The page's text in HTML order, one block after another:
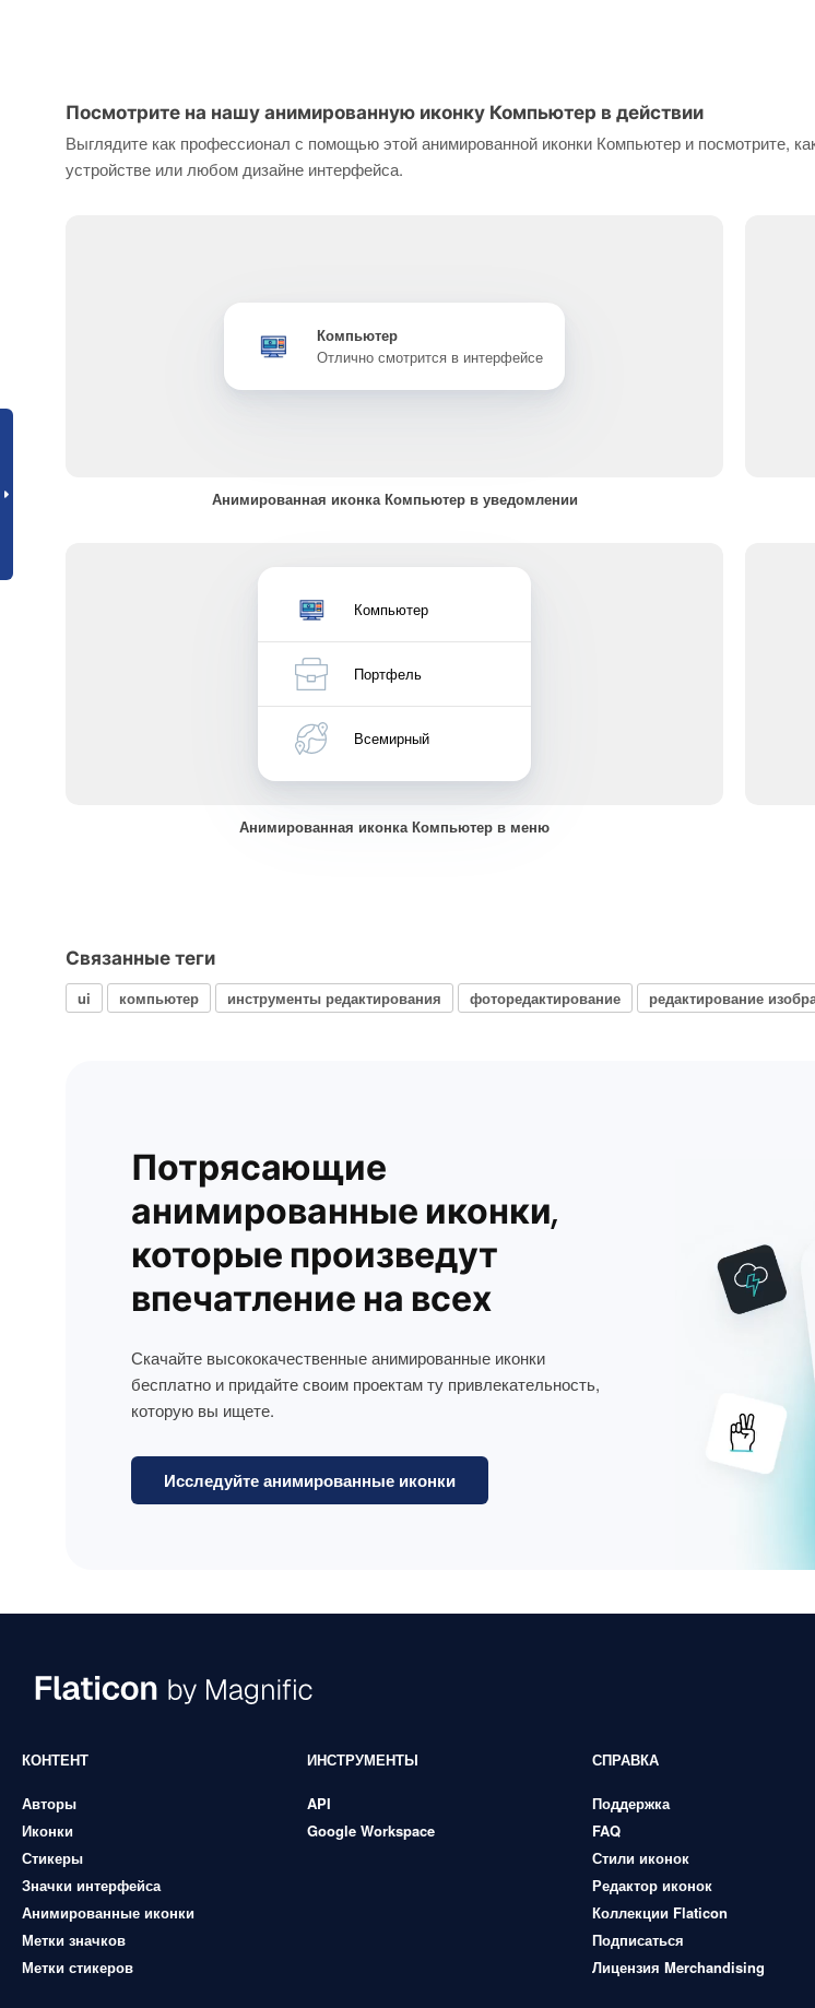
Посмотрите на нашу анимированную иконку Компьютер в действии
Выглядите как профессионал с помощью этой анимированной иконки Компьютер и посмотрите,
устройстве или любом дизайне интерфейса.
Компьютер
Отлично смотрится в интерфейсе
Анимированная иконка Компьютер в уведомлении
Компьютер
Портфель
Всемирный
Анимированная иконка Компьютер в меню
Связанные теги
ui компьютер инструменты редактирования фоторедактирование редактирование
Потрясающие
анимированные иконки,
которые произведут
впечатление на всех
Скачайте высококачественные анимированные иконки
бесплатно и придайте своим проектам ту привлекательность,
которую вы ищете.
Исследуйте анимированные иконки
КОНТЕНТ
Авторы
Иконки
Стикеры
Значки интерфейса
Анимированные иконки
Метки значков
Метки стикеров
ИНСТРУМЕНТЫ
API
Google Workspace
СПРАВКА
Поддержка
FAQ
Стили иконок
Редактор иконок
Коллекции Flaticon
Подписаться
Лицензия Merchandising